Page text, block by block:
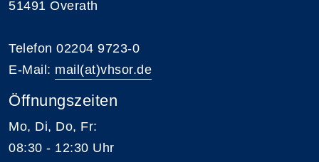
51491 Overath
Telefon 02204 9723-0
E-Mail: mail(at)vhsor.de
Öffnungszeiten
Mo, Di, Do, Fr:
08:30 - 12:30 Uhr